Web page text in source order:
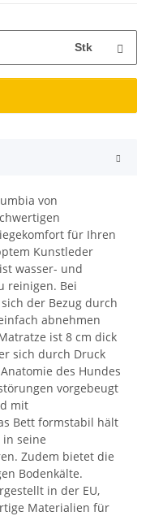
Stk
von
für Ihren
Kunstleder
wasser- und
reinigen. Bei
der Bezug durch
abnehmen
ist 8 cm dick
sich durch Druck
des Hundes
vorgebeugt
mit
Bett formstabil hält
seine
Zudem bietet die
Bodenkälte.
in der EU,
Materialien für